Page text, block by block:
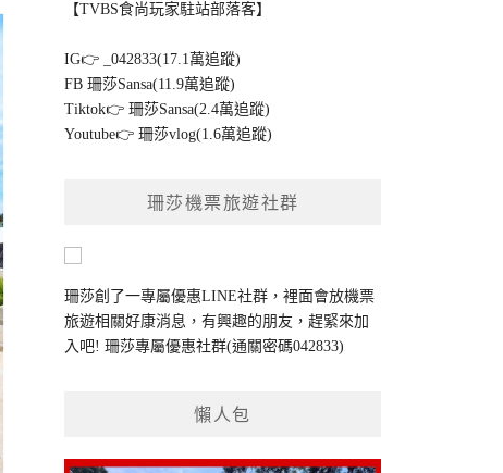
【TVBS食尚玩家駐站部落客】
IG👉
_042833(17.1萬追蹤)
FB珊莎Sansa(11.9萬追蹤)
Tiktok👉珊莎Sansa(2.4萬追蹤)
Youtube👉珊莎vlog(1.6萬追蹤)
珊莎機票旅遊社群
珊莎創了一專屬優惠LINE社群，裡面會放機票
旅遊相關好康消息，有興趣的朋友，趕緊來加
入吧!珊莎專屬優惠社群(通關密碼042833)
懶人包